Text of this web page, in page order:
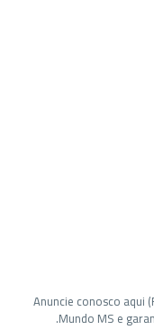
Anuncie conosco aqui
Mundo MS e